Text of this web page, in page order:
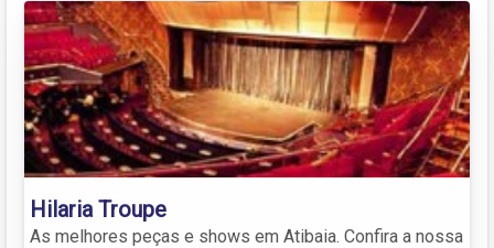
Hilaria Troupe
As melhores peças e shows em Atibaia. Confira a nossa